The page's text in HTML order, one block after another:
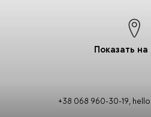
Показать на
+38 068 960-30-19,